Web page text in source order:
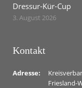
Dressur-Kür-Cup
3. August 2026
Kontakt
Adresse:
Friesland-